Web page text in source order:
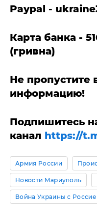
Paypal -
Карта банка -
(гривна)
Не пропустите
информацию!
Подпишитесь
канал https://
Армия России
Новости Мариуполь
Война Украины с